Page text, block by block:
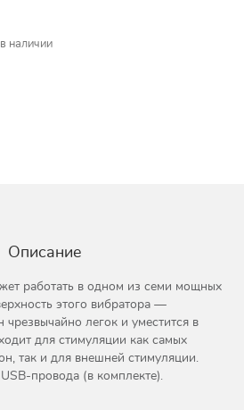
наличии
Описание
работать в одном из семи мощных
этого вибратора —
легок и уместится в
для стимуляции как самых
так и для внешней стимуляции.
провода (в комплекте).